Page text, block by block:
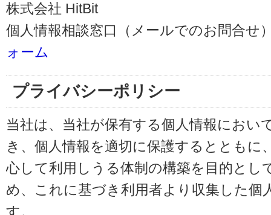
株式会社 HitBit
個人情報相談窓口（メールでのお問合せ
ォーム
プライバシーポリシー
当社は、当社が保有する個人情報におい
き、個人情報を適切に保護するとともに
心して利用しうる体制の構築を目的とし
め、これに基づき利用者より収集した個
す。